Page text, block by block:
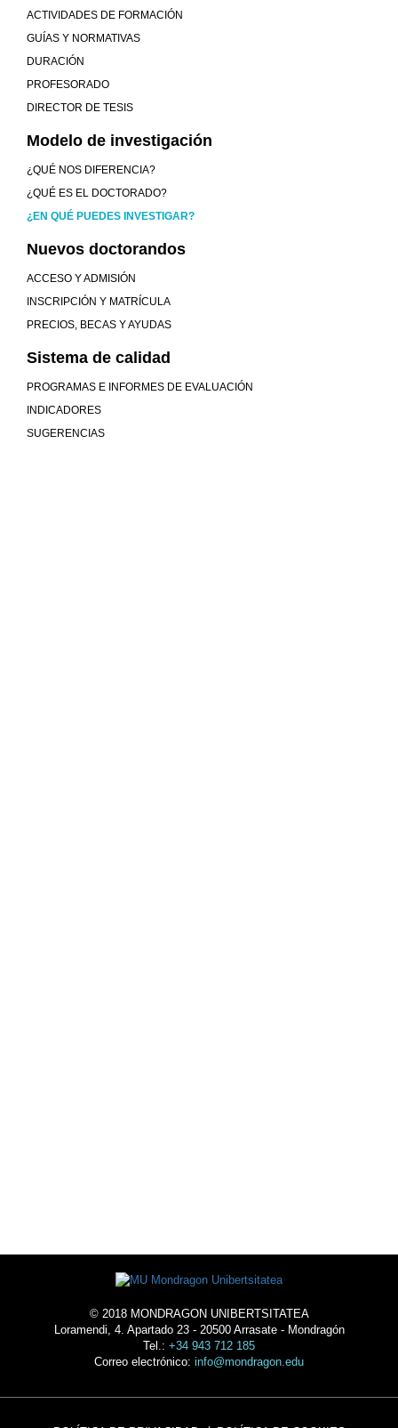
ACTIVIDADES DE FORMACIÓN
GUÍAS Y NORMATIVAS
DURACIÓN
PROFESORADO
DIRECTOR DE TESIS
Modelo de investigación
¿QUÉ NOS DIFERENCIA?
¿QUÉ ES EL DOCTORADO?
¿EN QUÉ PUEDES INVESTIGAR?
Nuevos doctorandos
ACCESO Y ADMISIÓN
INSCRIPCIÓN Y MATRÍCULA
PRECIOS, BECAS Y AYUDAS
Sistema de calidad
PROGRAMAS E INFORMES DE EVALUACIÓN
INDICADORES
SUGERENCIAS
© 2018 MONDRAGON UNIBERTSITATEA
Loramendi, 4. Apartado 23 - 20500 Arrasate - Mondragón
Tel.: +34 943 712 185
Correo electrónico: info@mondragon.edu